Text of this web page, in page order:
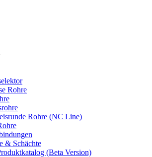
Rohre
Rohre (NC Line)
& Schächte
(Beta Version)